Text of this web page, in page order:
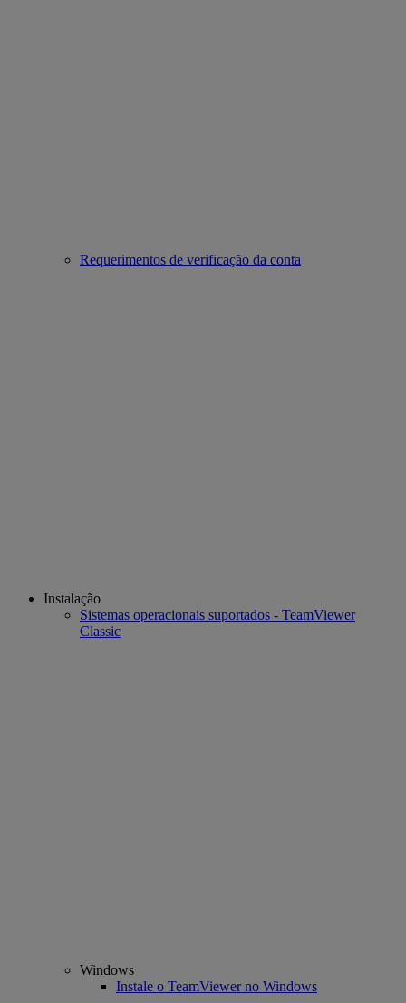
Requerimentos de verificação da conta
Instalação
Sistemas operacionais suportados - TeamViewer
Classic
Windows
Instale o TeamViewer no Windows